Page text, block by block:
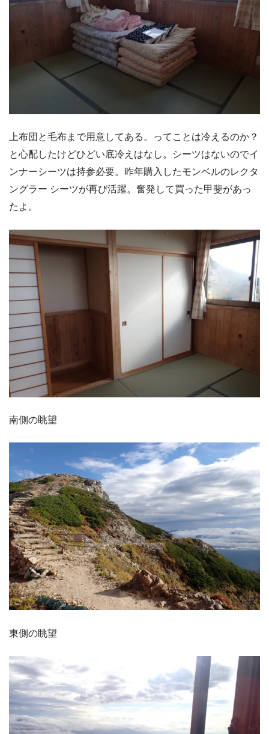
上布団と毛布まで用意してある。ってことは冷えるのか？
と心配したけどひどい底冷えはなし。シーツはないのでイ
ンナーシーツは持参必要。昨年購入したモンベルのレクタ
ングラー シーツが再び活躍。奮発して買った甲斐があっ
たよ。
南側の眺望
東側の眺望